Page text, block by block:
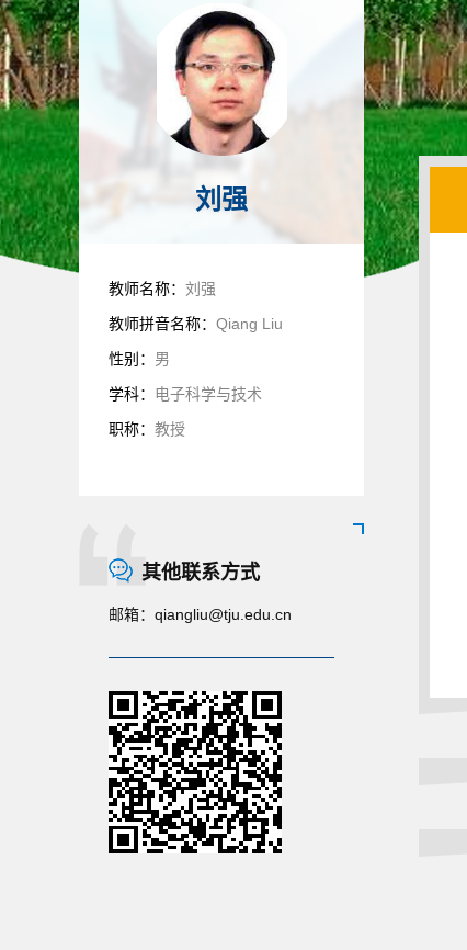
刘强
教师名称： 刘强
教师拼音名称： Qiang Liu
性别： 男
学科： 电子科学与技术
职称： 教授
其他联系方式
邮箱： qiangliu@tju.edu.cn